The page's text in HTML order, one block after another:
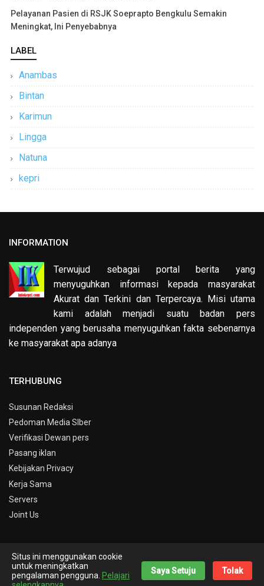
Pelayanan Pasien di RSJK Soeprapto Bengkulu Semakin
Meningkat, Ini Penyebabnya
LABEL
Anambas
Bintan
Karimun
Lingga
Natuna
kepri
INFORMATION
Terwujud sebagai portal berita yang
menyuguhkan informasi kepada masyarakat
Akurat dan Terkini dan Terpercaya. Misi utama
kami adalah menjadi suatu badan pers
independen yang berusaha menyuguhkan fakta sebenarnya
ke masyarakat apa adanya
TERHUBUNG
Susunan Redaksi
Pedoman Media SIber
Verifikasi Dewan pers
Pasang iklan
Kebijakan Privacy
Kerja Sama
Servers
Joint Us
© Copyright 2019 -
Info Kepri
Theme ByNick Desain
Situs ini menggunakan cookie
untuk meningkatkan
pengalaman pengguna. Pelajari
Saya Setuju Tolak